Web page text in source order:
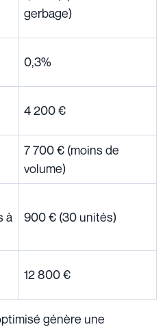
gerbage)
0,3%
4 200 €
7 700 € (moins de
volume)
à
900 € (30 unités)
12 800 €
génère une